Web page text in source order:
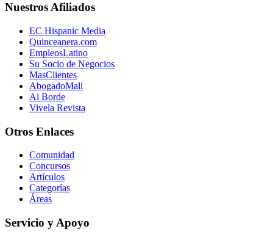
Nuestros Afiliados
EC Hispanic Media
Quinceanera.com
EmpleosLatino
Su Socio de Negocios
MasClientes
AbogadoMall
Al Borde
Vivela Revista
Otros Enlaces
Comunidad
Concursos
Artículos
Categorías
Áreas
Servicio y Apoyo